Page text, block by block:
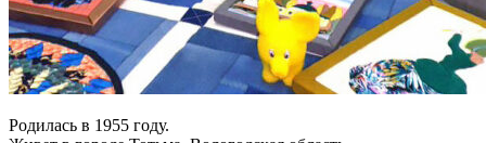
Родилась в 1955 году.